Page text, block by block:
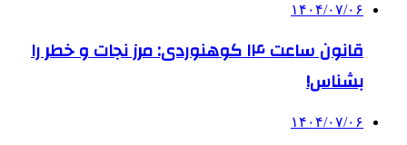
۱۴۰۴/۰۷/۰۶
قانون ساعت ۱۴ کوهنوردی: مرز نجات و خطر را
بشناس!
۱۴۰۴/۰۷/۰۶